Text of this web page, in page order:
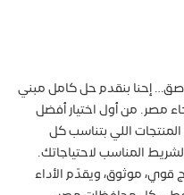
إحنا بنقدم حل كامل مبني
مصر. من أول اختيار أفضل
اللي بتناسب كل
المناسب لاحتياجاتك.
قوي، موثوق، ويقدّم الأداء